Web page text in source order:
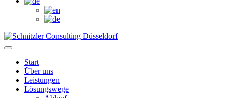
Start
Über uns
Leistungen
Lösungswege